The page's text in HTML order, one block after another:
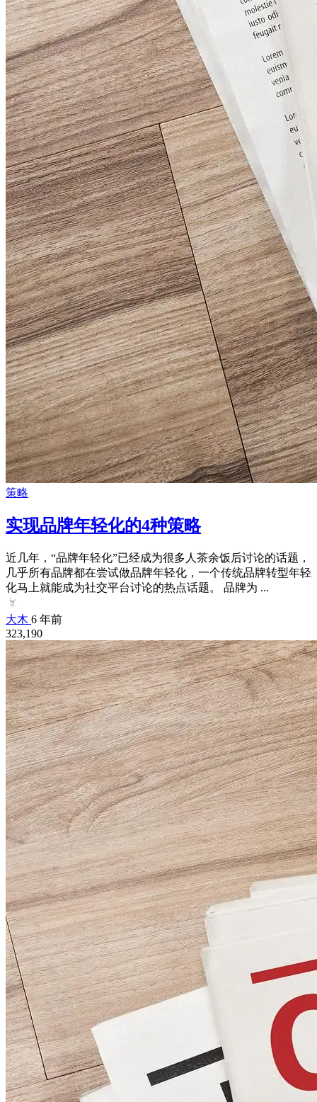
策略
实现品牌年轻化的4种策略
近几年，“品牌年轻化”已经成为很多人茶余饭后讨论的话题，
几乎所有品牌都在尝试做品牌年轻化，一个传统品牌转型年轻
化马上就能成为社交平台讨论的热点话题。 品牌为 ...
大木 6 年前
323,190